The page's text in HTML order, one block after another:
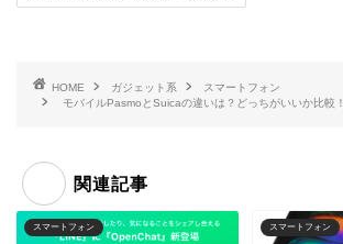
HOME ガジェット系
スマートフォン
モバイルPasmoとSuicaの違いは？どっちがいいか比較！
関連記事
スマートフォン スマートフォン